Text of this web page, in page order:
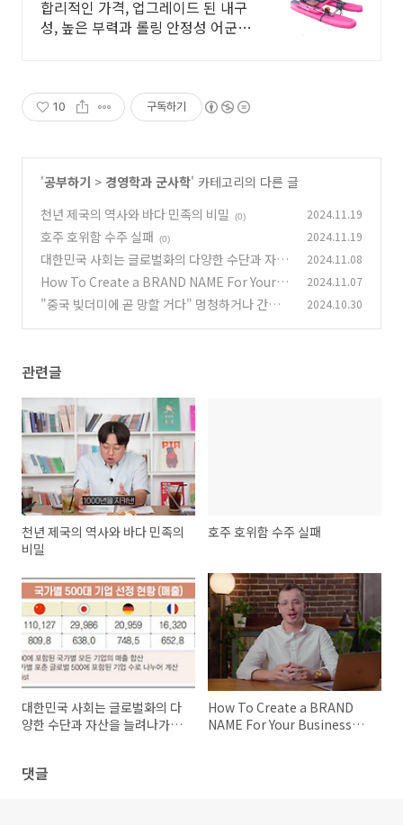
합리적인 가격, 업그레이드 된 내구
성, 높은 부력과 롤링 안정성 어군탐
10 구독하기
'공부하기 > 경영학과 군사학' 카테고리의 다른 글
천년 제국의 역사와 바다 민족의 비밀
(0) 2024.11.19
호주 호위함 수주 실패 (0) 2024.11.19
대한민국 사회는 글로벌화의 다양한 수단과 자산
을 늘려나가야 한다는 말이다.
(0)
2024.11.08
How To Create a BRAND NAME For Your B
usiness That LASTS (0)
2024.11.07
"중국 빚더미에 곧 망할 거다" 멍청하거나 간첩
2024.10.30
관련글
천년 제국의 역사와 바다 민족의
비밀
호주 호위함 수주 실패
대한민국 사회는 글로벌화의 다
양한 수단과 자산을 늘려나가야
How To Create a BRAND
NAME For Your Business
댓글